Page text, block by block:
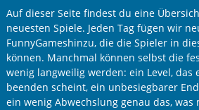
Auf dieser Seite findest du eine
neuesten Spiele. Jeden Tag fügen wir
FunnyGameshinzu, die die Spieler in
können. Manchmal können selbst die
wenig langweilig werden: ein Level, das
beenden scheint, ein unbesiegbarer
ein wenig Abwechslung genau das, was